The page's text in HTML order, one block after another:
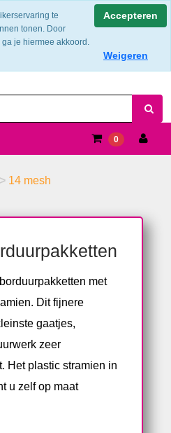
gratis verzending vanaf €60,-
0
> 14 mesh
met
Dit fijnere
gaatjes,
zeer
Het plastic stramien in
u zelf op maat
te
tonen. Door
je hiermee akkoord.
Accepteren
Weigeren